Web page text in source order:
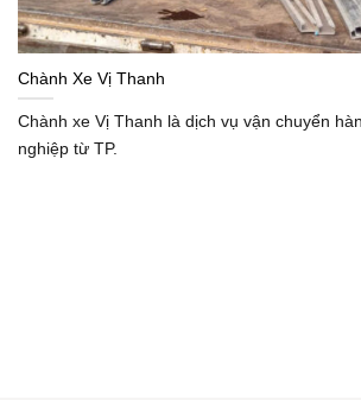
Chành Xe Vị Thanh
Chành xe Vị Thanh là dịch vụ vận chuyển
nghiệp từ TP.